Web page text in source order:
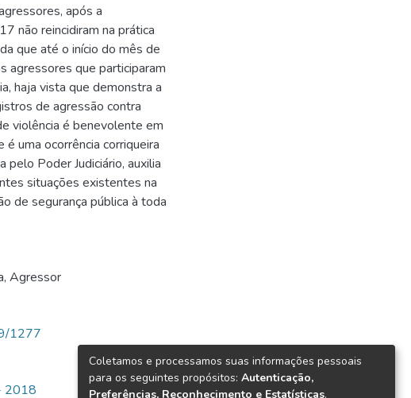
após a
não reincidiram na prática
que até o início do mês de
agressores que participaram
haja vista que demonstra a
de agressão contra
violência é benevolente em
uma ocorrência corriqueira
pelo Poder Judiciário, auxilia
situações existentes na
de segurança pública à toda
, Agressor
1277
2018
Coletamos e processamos suas informações pessoais
para os seguintes propósitos: Autenticação,
Preferências, Reconhecimento e Estatísticas.